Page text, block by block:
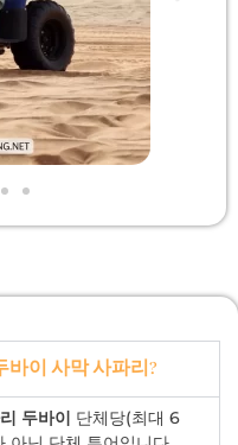
바이 사막 사파리?
두바이 단체당(최대 6